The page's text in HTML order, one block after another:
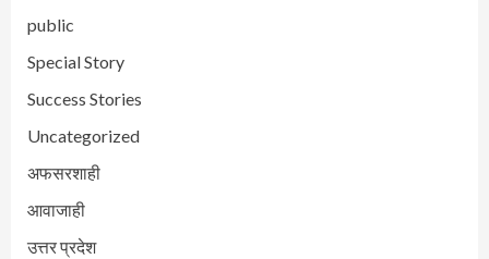
public
Special Story
Success Stories
Uncategorized
अफसरशाही
आवाजाही
उत्तर प्रदेश